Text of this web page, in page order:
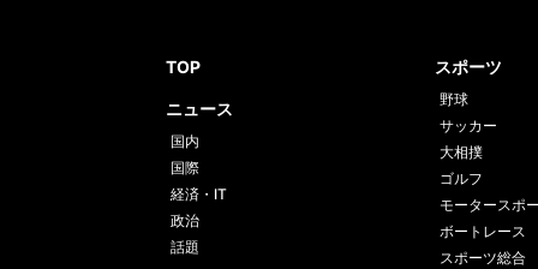
TOP
ニュース
国内
国際
経済・IT
政治
話題
スポーツ
野球
サッカー
大相撲
ゴルフ
モータースポ
ボートレース
スポーツ総合